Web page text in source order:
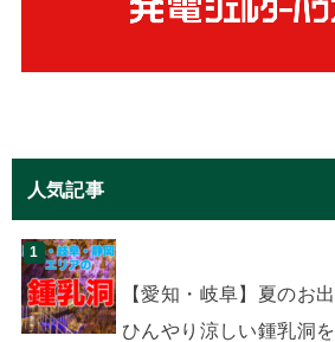
人気記事
【愛知・岐阜】夏のお
ひんやり涼しい鍾乳洞